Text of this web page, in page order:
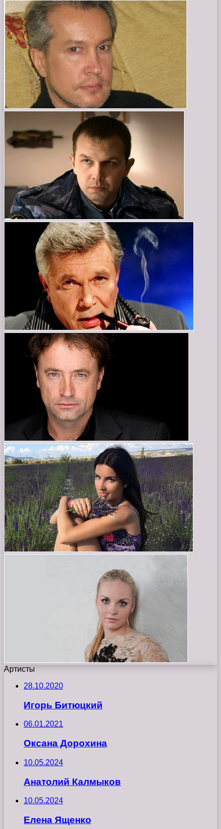
Артисты
28.10.2020
Игорь Битюцкий
06.01.2021
Оксана Дорохина
10.05.2024
Анатолий Калмыков
10.05.2024
Елена Ященко